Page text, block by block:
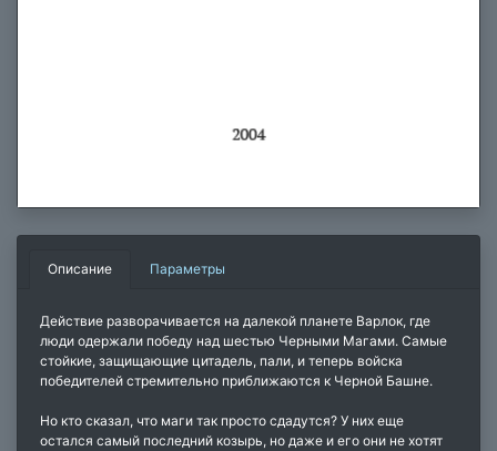
Описание Параметры
Действие разворачивается на далекой планете Варлок, где
люди одержали победу над шестью Черными Магами. Самые
стойкие, защищающие цитадель, пали, и теперь войска
победителей стремительно приближаются к Черной Башне.
Но кто сказал, что маги так просто сдадутся? У них еще
остался самый последний козырь, но даже и его они не хотят